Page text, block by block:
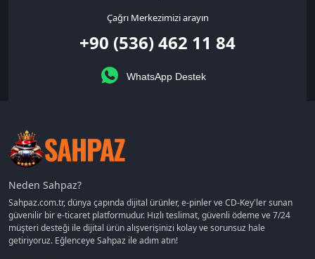
Çağrı Merkezimizi arayın
+90 (536) 462 11 84
WhatsApp Destek
Neden Sahpaz?
Sahpaz.com.tr, dünya çapında dijital ürünler, e-pinler ve CD-Key'ler sunan
güvenilir bir e-ticaret platformudur. Hızlı teslimat, güvenli ödeme ve 7/24
müşteri desteği ile dijital ürün alışverişinizi kolay ve sorunsuz hale
getiriyoruz. Eğlenceye Sahpaz ile adım atın!